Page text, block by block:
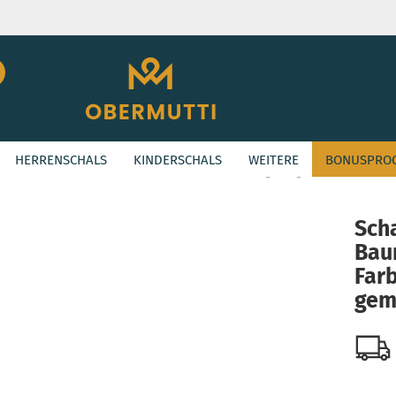
Passwort
Konto erstellen
Passwort
Suche...
HERRENSCHALS KINDERSCHALS WEITERE